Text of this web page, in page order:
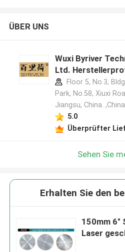
ÜBER UNS
Wuxi Byriver
Ltd.
Floor 5, No.3,
Park, No.58, Xiuxi
Jiangsu, China. ,China
5.0
Überprüfter
Sehen Sie
Erhalten Sie den
150mm 6"
Laser